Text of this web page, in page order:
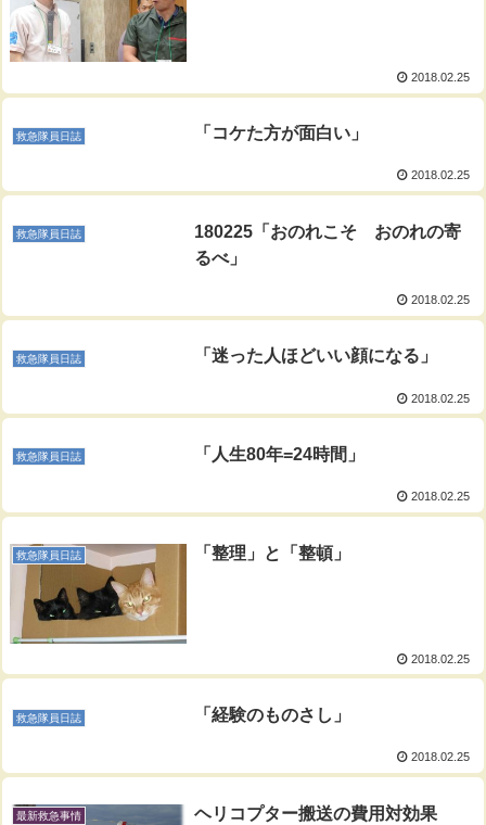
2018.02.25
救急隊員日誌 「コケた方が面白い」
2018.02.25
救急隊員日誌
180225「おのれこそ おのれの寄
るべ」
2018.02.25
救急隊員日誌 「迷った人ほどいい顔になる」
2018.02.25
救急隊員日誌 「人生80年=24時間」
2018.02.25
救急隊員日誌 「整理」と「整頓」
2018.02.25
救急隊員日誌 「経験のものさし」
2018.02.25
最新救急事情 ヘリコプター搬送の費用対効果